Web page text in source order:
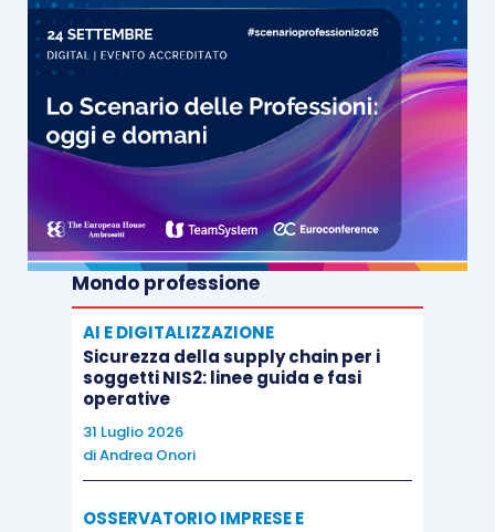
Mondo professione
AI E DIGITALIZZAZIONE
Sicurezza della supply chain per i
soggetti NIS2: linee guida e fasi
operative
31 Luglio 2026
diAndrea Onori
OSSERVATORIO IMPRESE E